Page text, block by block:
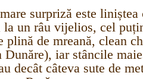
surpriză este
la un râu vijelios, cel
plină de mreană, clean
Dunăre), iar stâncile
decât câteva sute de